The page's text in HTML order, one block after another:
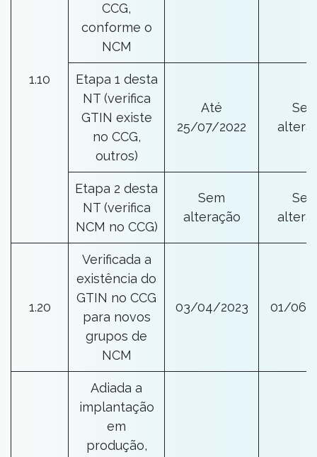
1.10
CCG,
conforme o
NCM
Etapa 1 desta
NT (verifica
GTIN existe
no CCG,
outros)
Até
25/07/2022
Etapa 2 desta
NT (verifica
NCM no CCG)
Sem
alteração
1.20
Verificada a
existência do
GTIN no CCG
para novos
grupos de
NCM
03/04/2023 01/06/
Adiada a
implantação
em
produção,